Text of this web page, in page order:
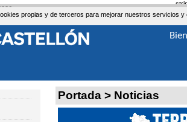
propias y de terceros para mejorar nuestros servicios
Portada > Noticias